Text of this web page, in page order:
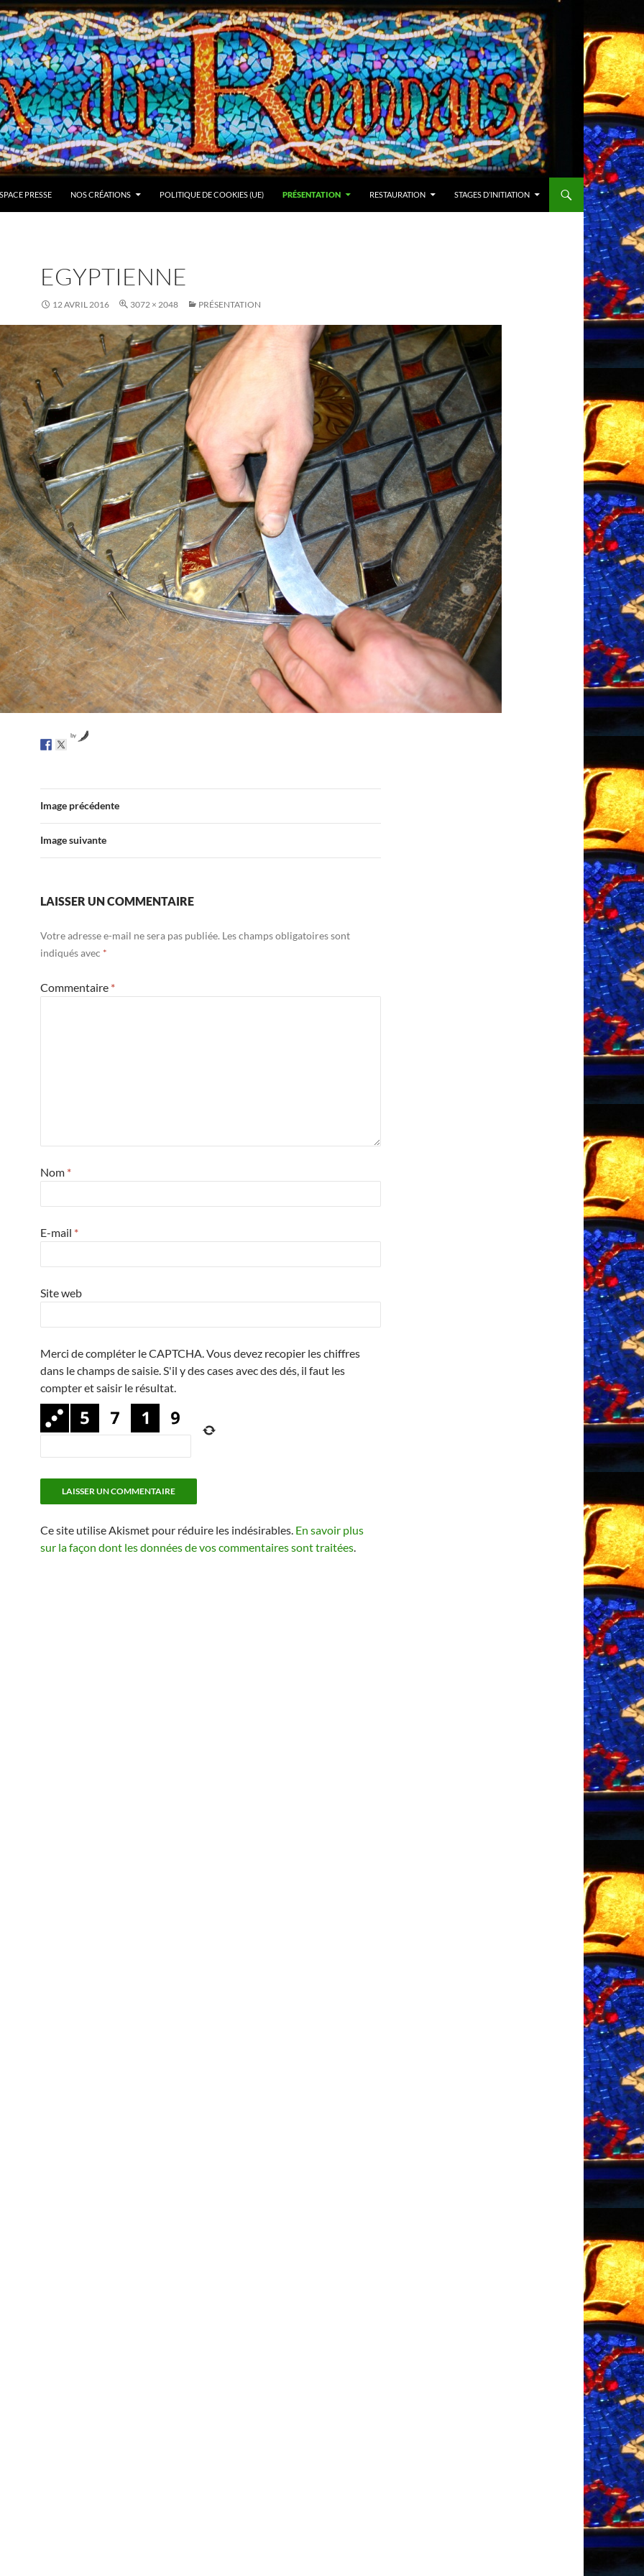
PRESSE NOS CRÉATIONS POLITIQUE DE COOKIES (UE) PRÉSENTATION RESTAURATION STAGES D’INITIATION
EGYPTIENNE
12 AVRIL 2016 3072 × 2048 PRÉSENTATION
by
Image précédente
Image suivante
LAISSER UN COMMENTAIRE
Votre adresse e-mail ne sera pas publiée. Les champs obligatoires sont
indiqués avec *
Commentaire *
Nom *
E-mail *
Site web
Merci de compléter le CAPTCHA. Vous devez recopier les chiffres
dans le champs de saisie. S'il y des cases avec des dés, il faut les
compter et saisir le résultat.
Ce site utilise Akismet pour réduire les indésirables. En savoir plus
sur la façon dont les données de vos commentaires sont traitées.